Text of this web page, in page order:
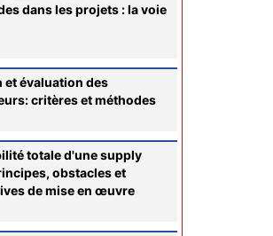
dans les projets : la voie
et évaluation des
critères et méthodes
totale d'une supply
obstacles et
de mise en œuvre